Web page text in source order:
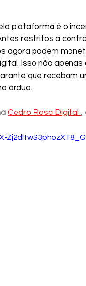
plataforma é o
restritos a
agora podem
Isso não apenas
que recebam
árduo.
Cedro Rosa Digital ,